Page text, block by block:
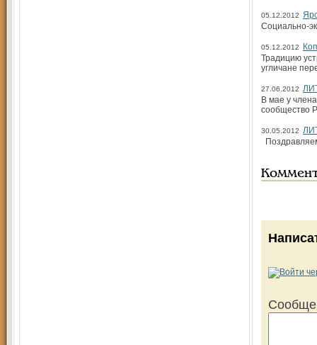
05.12.2012
Социально-
05.12.2012
Традицию
угличане
27.06.2012
В мае у
сообщество
30.05.2012